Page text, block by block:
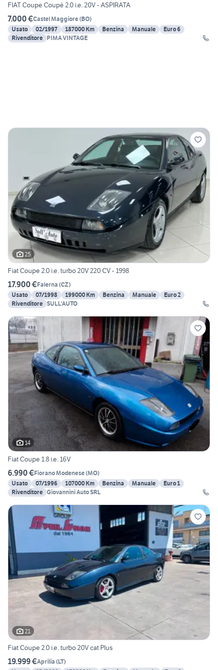
FIAT Coupe Coupé 2.0 i.e. 20V - ASPIRATA
7.000 €Castel Maggiore(BO)
Usato
02/1997 187000 Km Benzina Manuale
Euro 6
Rivenditore PIMA VINTAGE
25
Fiat Coupe 2.0 i.e. turbo 20V 220 CV - 1998
17.900 €Falerna (CZ)
Usato
07/1998 199000 Km Benzina Manuale
Euro 2
Rivenditore SULL'AUTO
14
Fiat Coupe 1.8 i.e. 16V
6.990 €Fiorano Modenese(MO)
Usato
07/1996 107000 Km Benzina Manuale
Euro 1
Rivenditore Giovannini Auto SRL
21
Fiat Coupe 2.0 i.e. turbo 20V cat Plus
19.999 €Aprilia (LT)